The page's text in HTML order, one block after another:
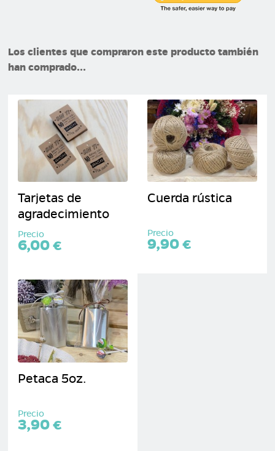
Los clientes que compraron este producto también
han comprado...
Tarjetas de
agradecimiento
Precio
6,00 €
Cuerda rústica
Precio
9,90 €
Petaca 5oz.
Precio
3,90 €